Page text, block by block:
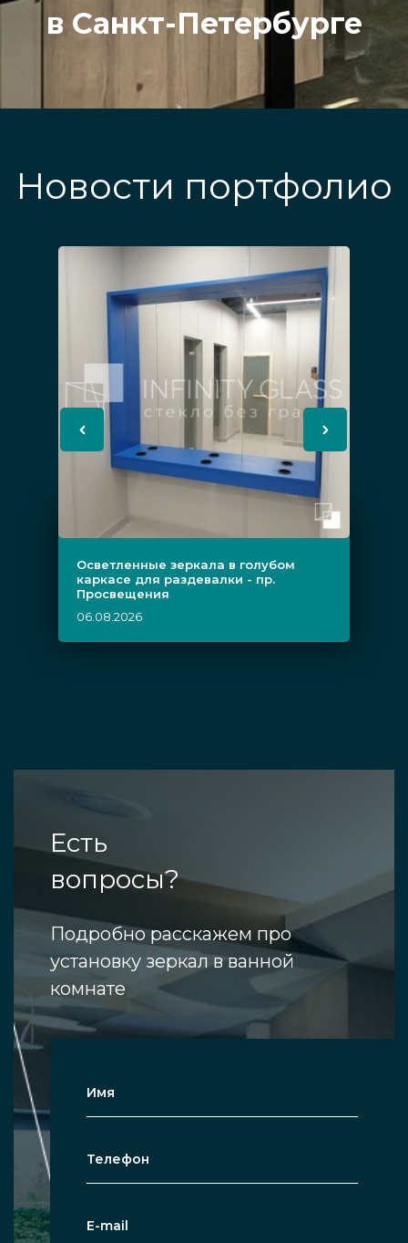
в Санкт-Петербурге
Новости портфолио
Осветленные зеркала в голубом
каркасе для раздевалки - пр.
Просвещения
06.08.2026
Есть
вопросы?
Подробно расскажем про
установку зеркал в ванной
комнате